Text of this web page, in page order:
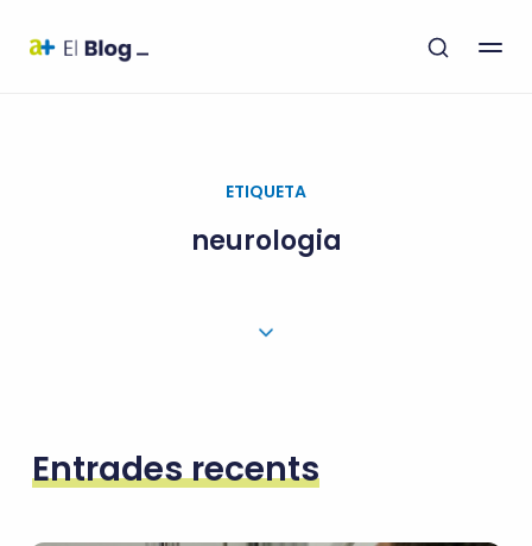
ETIQUETA
neurologia
Entrades recents